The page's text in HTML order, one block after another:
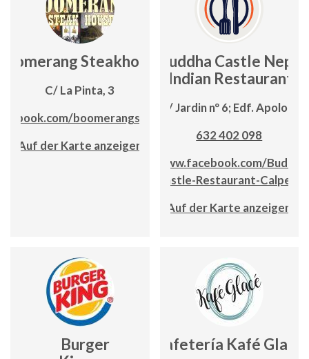
Steakhouse
C/ La Pinta, 3
boomerangsteakhouse
Auf der Karte anzeigen
Buddha Castle
& Indian Restaurant
C / Jardin nº 6; Edf. Apolo III
632 402 098
www.facebook.com/
Castle-Restaurant-Calpe
Auf der Karte anzeigen
Burger
Cafetería Kafé Glacé